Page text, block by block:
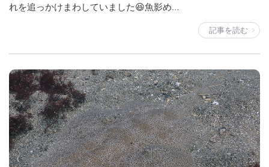
れを追っかけまわしていました😆魚影め…
記事を読む